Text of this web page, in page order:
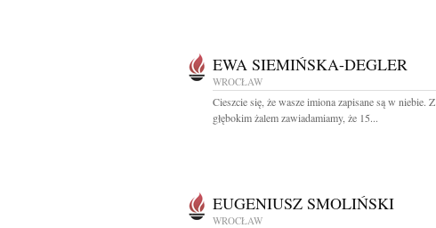
EWA SIEMIŃSKA-DEGLER
WROCŁAW
Cieszcie się, że wasze imiona zapisane są w niebie. Z
głębokim żalem zawiadamiamy, że 15...
EUGENIUSZ SMOLIŃSKI
WROCŁAW